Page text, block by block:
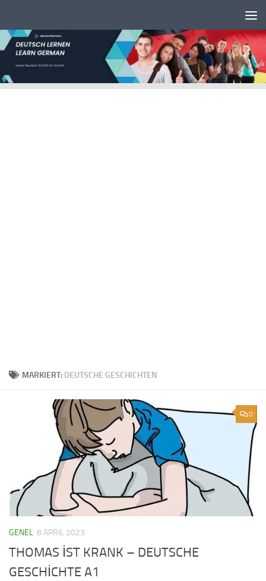
MARKIERT: DEUTSCHE GESCHICHTEN
0
GENEL 8 APRIL 2023
THOMAS İST KRANK – DEUTSCHE
GESCHİCHTE A1